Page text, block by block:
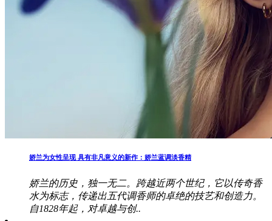
娇兰为女性呈现 具有非凡意义的新作：娇兰蓝调淡香精
娇兰的历史，独一无二。跨越近两个世纪，它以传奇香
水为标志，传递出五代调香师的卓绝的技艺和创造力。
自1828年起，对卓越与创..